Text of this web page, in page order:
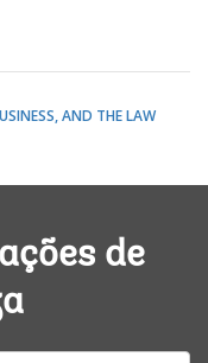
AND THE LAW
de